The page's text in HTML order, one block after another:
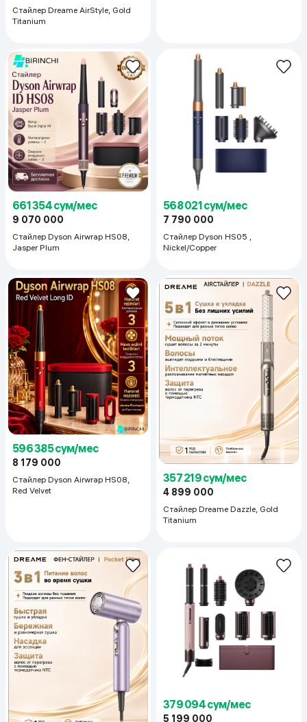
Стайлер Dreame AirStyle, Gold
Titanium
661 354 сум/мес
9 070 000
Стайлер Dyson Airwrap HS08,
Jasper Plum
568 021 сум/мес
7 790 000
Стайлер Dyson HS05 ,
Nickel/Copper
596 385 сум/мес
8 179 000
Стайлер Dyson Airwrap HS08,
Red Velvet
357 219 сум/мес
4 899 000
Стайлер Dreame Dazzle, Gold
Titanium
379 094 сум/мес
5 199 000